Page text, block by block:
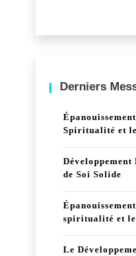
Derniers
Spiritualité et le
de Soi Solide
spiritualité et le
Le